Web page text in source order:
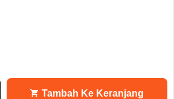
Tambah Ke Keranjang